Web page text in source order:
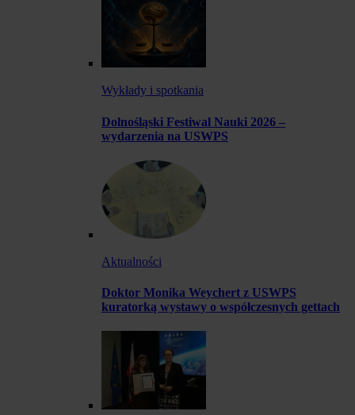
Wykłady i spotkania
Dolnośląski Festiwal Nauki 2026 –
wydarzenia na USWPS
Aktualności
Doktor Monika Weychert z USWPS
kuratorką wystawy o współczesnych gettach